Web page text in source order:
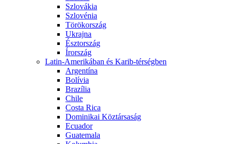
Szlovákia
Szlovénia
Törökország
Ukrajna
Észtország
Írország
Latin-Amerikában és Karib-térségben
Argentína
Bolívia
Brazília
Chile
Costa Rica
Dominikai Köztársaság
Ecuador
Guatemala